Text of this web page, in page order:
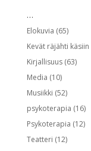
…
Elokuvia (65)
Kevät räjähti käsiin
Kirjallisuus(63)
Media (10)
Musiikki (52)
psykoterapia (16)
Psykoterapia (12)
Teatteri (12)